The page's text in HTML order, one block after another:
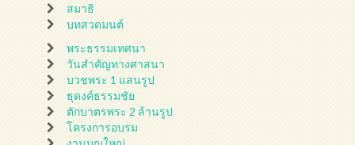
สมาธิ
บทสวดมนต์
พระธรรมเทศนา
วันสำคัญทางศาสนา
บวชพระ 1 แสนรูป
ธุดงค์ธรรมชัย
ตักบาตรพระ 2 ล้านรูป
โครงการอบรม